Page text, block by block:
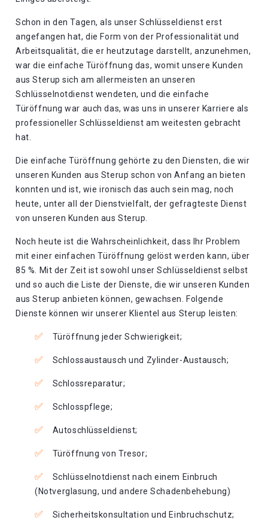
Schon in den Tagen, als unser Schlüsseldienst erst
angefangen hat, die Form von der Professionalität und
Arbeitsqualität, die er heutzutage darstellt, anzunehmen,
war die einfache Türöffnung das, womit unsere Kunden
aus Sterup sich am allermeisten an unseren
Schlüsselnotdienst wendeten, und die einfache
Türöffnung war auch das, was uns in unserer Karriere als
professioneller Schlüsseldienst am weitesten gebracht
hat.
Die einfache Türöffnung gehörte zu den Diensten, die wir
unseren Kunden aus Sterup schon von Anfang an bieten
konnten und ist, wie ironisch das auch sein mag, noch
heute, unter all der Dienstvielfalt, der gefragteste Dienst
von unseren Kunden aus Sterup.
Noch heute ist die Wahrscheinlichkeit, dass Ihr Problem
mit einer einfachen Türöffnung gelöst werden kann, über
85 %. Mit der Zeit ist sowohl unser Schlüsseldienst selbst
und so auch die Liste der Dienste, die wir unseren Kunden
aus Sterup anbieten können, gewachsen. Folgende
Dienste können wir unserer Klientel aus Sterup leisten:
Türöffnung jeder Schwierigkeit;
Schlossaustausch und Zylinder-Austausch;
Schlossreparatur;
Schlosspflege;
Autoschlüsseldienst;
Türöffnung von Tresor;
Schlüsselnotdienst nach einem Einbruch
(Notverglasung, und andere Schadenbehebung)
Sicherheitskonsultation und Einbruchschutz;